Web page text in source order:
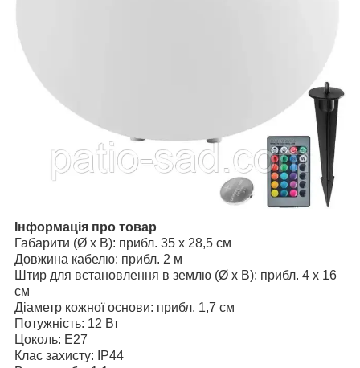
Інформація про товар
Габарити (Ø x В): прибл. 35 x 28,5 см
Довжина кабелю: прибл. 2 м
Штир для встановлення в землю (Ø x В): прибл. 4 x 16
см
Діаметр кожної основи: прибл. 1,7 см
Потужність: 12 Вт
Цоколь: E27
Клас захисту: IP44